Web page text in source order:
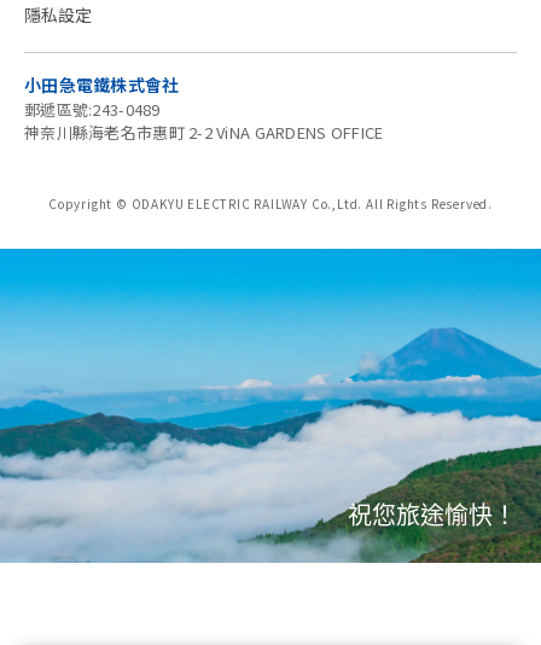
隱私設定
小田急電鐵株式會社
郵遞區號:243-0489
神奈川縣海老名市惠町 2-2 ViNA GARDENS OFFICE
Copyright © ODAKYU ELECTRIC RAILWAY Co.,Ltd. All Rights Reserved.
祝您旅途愉快！